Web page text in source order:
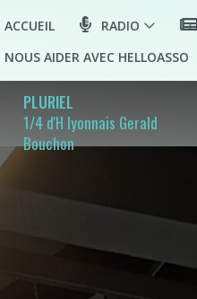
ACCUEIL RADIO
NOUS AIDER AVEC HELLOASSO
PLURIEL
1/4 d'H lyonnais Gerald
Bouchon